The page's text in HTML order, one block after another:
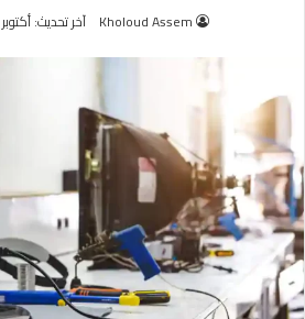
Kholoud Assem آخر تحديث: أكتوبر 21, 2025